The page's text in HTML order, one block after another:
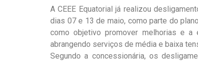
A CEEE Equatorial já realizou
dias 07 e 13 de maio, como parte do
como objetivo promover melhorias e a
abrangendo serviços de média e baixa
Segundo a concessionária, os